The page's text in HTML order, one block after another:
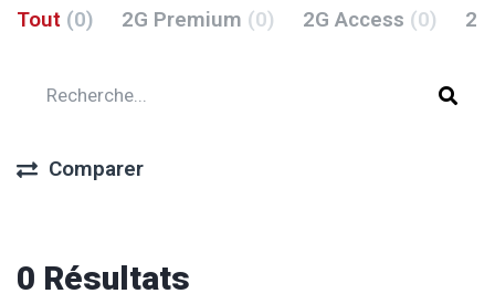
Tout (0) 2G Premium (0) 2G Access (0)
Comparer
0 Résultats